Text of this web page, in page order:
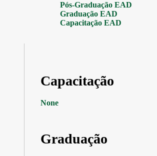
Pós-Graduação EAD
Graduação EAD
Capacitação EAD
Capacitação
None
Graduação